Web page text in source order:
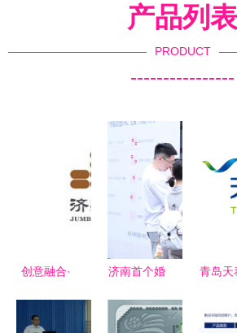
产品列表
PRODUCT
----------------
创意融合·
genyidesign
济南首个婚
民服务站落
青岛天
询策